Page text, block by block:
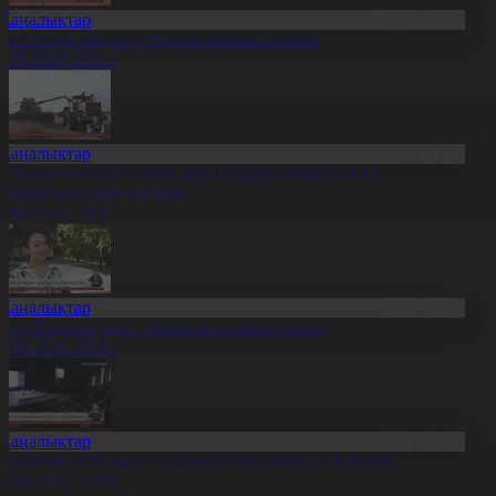
тұзды көлдерде 6 адам қайтыс болған
20:13
солтүстіктегі тұрғындарды облыстың 90
құттықтады
20:11
Конституция – жарқын болашақ кепілі
20:11
Үгіт-насихат жұмыстары жалғасып жатыр
20:01